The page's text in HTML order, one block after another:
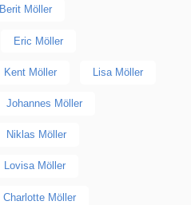
Berit Möller
Eric Möller
Kent Möller Lisa Möller
Johannes Möller
Niklas Möller
Lovisa Möller
Charlotte Möller